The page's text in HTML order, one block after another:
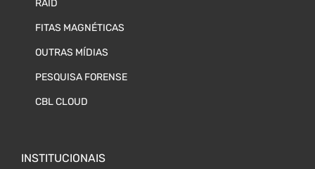
RAID
FITAS MAGNÉTICAS
OUTRAS MÍDIAS
PESQUISA FORENSE
CBL CLOUD
INSTITUCIONAIS